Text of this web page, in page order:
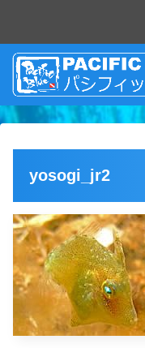
yosogi_jr2